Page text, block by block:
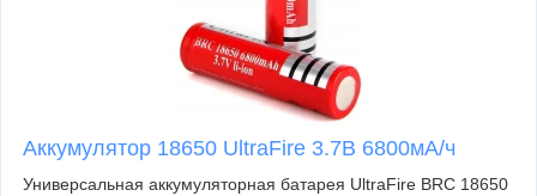
Аккумулятор 18650 UltraFire 3.7В 6800мА/ч
Универсальная аккумуляторная батарея UltraFire BRC 18650